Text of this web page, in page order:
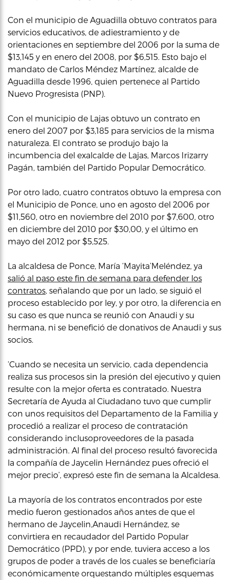
Con el municipio de Aguadilla obtuvo contratos para
servicios educativos, de adiestramiento y de
orientaciones en septiembre del 2006 por la suma de
$13,145 y en enero del 2008, por $6,515. Esto bajo el
mandato de Carlos Méndez Martínez, alcalde de
Aguadilla desde 1996, quien pertenece al Partido
Nuevo Progresista (PNP).
Con el municipio de Lajas obtuvo un contrato en
enero del 2007 por $3,185 para servicios de la misma
naturaleza. El contrato se produjo bajo la
incumbencia del exalcalde de Lajas, Marcos Irizarry
Pagán, también del Partido Popular Democrático.
Por otro lado, cuatro contratos obtuvo la empresa con
el Municipio de Ponce, uno en agosto del 2006 por
$11,560, otro en noviembre del 2010 por $7,600, otro
en diciembre del 2010 por $30,00, y el último en
mayo del 2012 por $5,525.
La alcaldesa de Ponce, María ‘Mayita’Meléndez, ya
salió al paso este fin de semana para defender los
contratos, señalando que por un lado, se siguió el
proceso establecido por ley, y por otro, la diferencia en
su caso es que nunca se reunió con Anaudi y su
hermana, ni se benefició de donativos de Anaudi y sus
socios.
‘Cuando se necesita un servicio, cada dependencia
realiza sus procesos sin la presión del ejecutivo y quien
resulte con la mejor oferta es contratado. Nuestra
Secretaría de Ayuda al Ciudadano tuvo que cumplir
con unos requisitos del Departamento de la Familia y
procedió a realizar el proceso de contratación
considerando inclusoproveedores de la pasada
administración. Al final del proceso resultó favorecida
la compañía de Jaycelin Hernández pues ofreció el
mejor precio’, expresó este fin de semana la Alcaldesa.
La mayoría de los contratos encontrados por este
medio fueron gestionados años antes de que el
hermano de Jaycelin,Anaudi Hernández, se
convirtiera en recaudador del Partido Popular
Democrático (PPD), y por ende, tuviera acceso a los
grupos de poder a través de los cuales se beneficiaría
económicamente orquestando múltiples esquemas